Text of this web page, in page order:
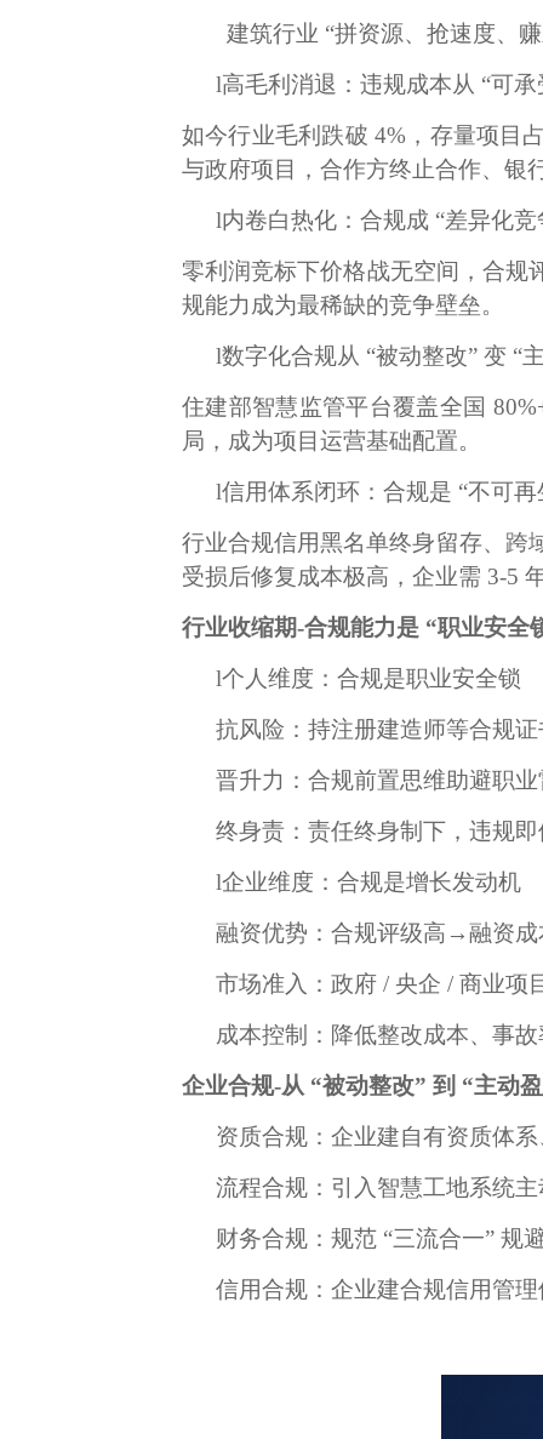
建筑行业 “拼资源、抢速度、
l高毛利消退：违规成本从 “可承
如今行业毛利跌破 4%，存量项目
与政府项目，合作方终止合作、银
l内卷白热化：合规成 “差异化竞
零利润竞标下价格战无空间，合规
规能力成为最稀缺的竞争壁垒。
l数字化合规从 “被动整改” 变 “
住建部智慧监管平台覆盖全国
局，成为项目运营基础配置。
l信用体系闭环：合规是 “不可
行业合规信用黑名单终身留存、跨
受损后修复成本极高，企业需 3-5
行业收缩期-合规能力是 “职业安全
l个人维度：合规是职业安全锁
抗风险：持注册建造师等合规
晋升力：合规前置思维助避职
终身责：责任终身制下，违规
l企业维度：合规是增长发动机
融资优势：合规评级高 →融资成
市场准入：政府 / 央企 / 商业项
成本控制：降低整改成本、事
企业合规-从 “被动整改” 到 “主动
资质合规：企业建自有资质体
流程合规：引入智慧工地系统
财务合规：规范 “三流合一” 规
信用合规：企业建合规信用管